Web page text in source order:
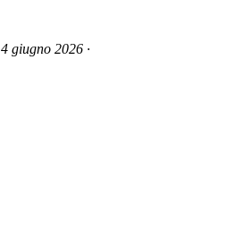
4 giugno 2026 ·